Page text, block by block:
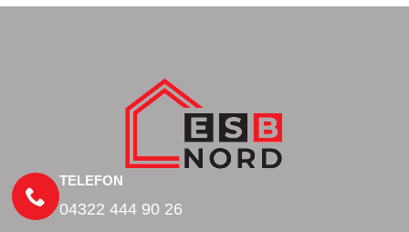
TELEFON
04322 444 90 26